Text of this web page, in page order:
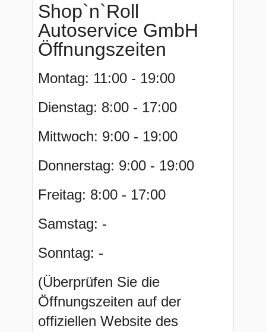
Shop`n`Roll
Autoservice GmbH
Öffnungszeiten
Montag: 11:00 - 19:00
Dienstag: 8:00 - 17:00
Mittwoch: 9:00 - 19:00
Donnerstag: 9:00 - 19:00
Freitag: 8:00 - 17:00
Samstag: -
Sonntag: -
(Überprüfen Sie die
Öffnungszeiten auf der
offiziellen Website des